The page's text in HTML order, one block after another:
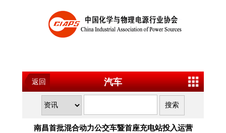
返回 汽车
南昌首批混合动力公交车暨首座充电站投入运营